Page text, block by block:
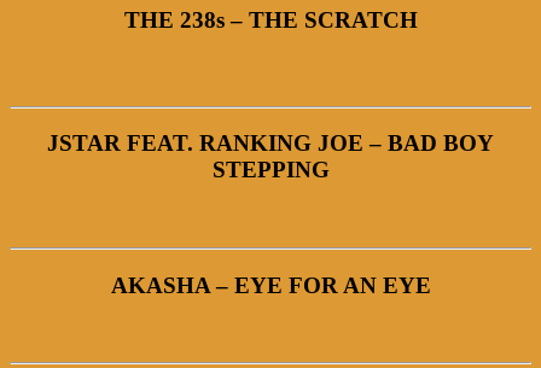
THE 238s – THE SCRATCH
JSTAR FEAT. RANKING JOE – BAD BOY
STEPPING
AKASHA – EYE FOR AN EYE